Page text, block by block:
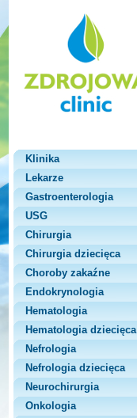
Klinika
Lekarze
Gastroenterologia
USG
Chirurgia
Chirurgia dziecięca
Choroby zakaźne
Endokrynologia
Hematologia
Hematologia dziecięca
Nefrologia
Nefrologia dziecięca
Neurochirurgia
Onkologia